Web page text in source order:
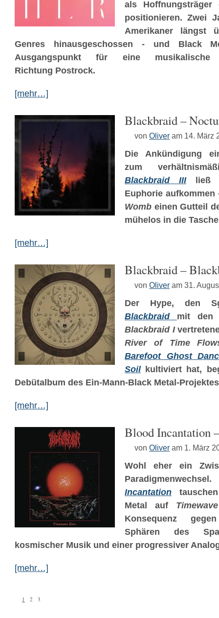
als
positionieren. Zwei
Amerikaner längst
Genres hinausgeschossen - und Black
Ausgangspunkt für eine
Richtung Postrock.
[mehr…]
Blackbraid –
von Oliver am 14. März
Die Ankündigung
zum
Blackbraid IIIließ
Euphorie
Womb einen Gutteil
mühelos in die
[mehr…]
Blackbraid –
von Oliver am 31.
Der Hype, den
Blackbraid
mit den
Blackbraid I
River of Time
Barefoot Ghost
Soilkultiviert hat,
Debütalbum des Ein-Mann-Black Metal-
[mehr…]
Blood Incantation
von Oliver am 1. März
Wohl eher ein
Incantation
Metal auf
Konsequenz
Sphären des
kosmischer Musik und einer progressiver
[mehr…]
1 2 3